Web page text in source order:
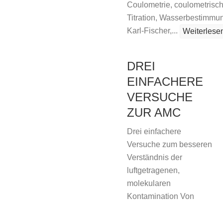
Coulometrie,
Titration,
Karl-Fischer,...
DREI
EINFACHERE
VERSUCHE
ZUR AMC
Drei einfachere
Versuche zum besseren
Verständnis der
luftgetragenen,
molekularen
Kontamination Von